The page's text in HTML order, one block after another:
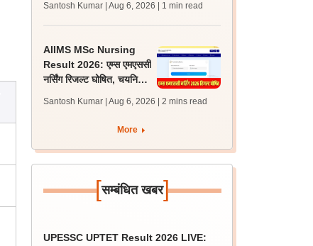
अगस्त को, निर्देश जारी
Santosh Kumar | Aug 6, 2026 | 1 min read
AIIMS MSc Nursing
Result 2026: एम्स एमएससी
नर्सिंग रिजल्ट घोषित, चयनित
Santosh Kumar | Aug 6, 2026 | 2 mins read
More
[सम्बंधित खबर]
UPESSC UPTET Result 2026 LIVE: